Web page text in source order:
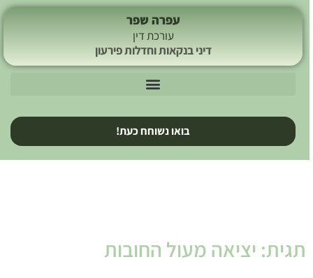
עפרה שפר
עורכת דין
דיני בנקאות וחדלות פירעון
בואו נשוחח כעת!
תגית: יציאה מעול החובות